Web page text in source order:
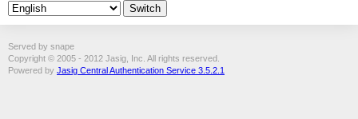
Served by snape
Copyright © 2005 - 2012 Jasig, Inc. All rights reserved.
Powered by Jasig Central Authentication Service 3.5.2.1